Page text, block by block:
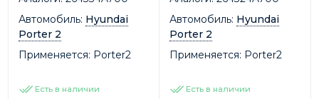
Автомобиль: Hyundai
Porter 2
Применяется: Porter2
Есть в наличии
Автомобиль: Hyundai
Porter 2
Применяется: Porter2
Есть в наличии